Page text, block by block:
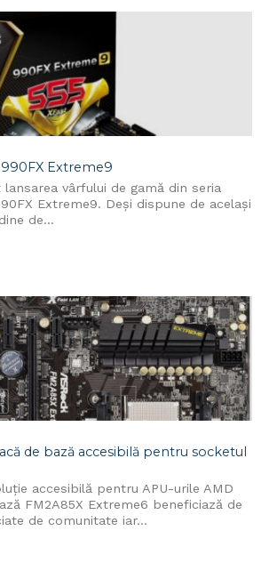
Extreme9
vârfului de gamă din seria
Extreme9. Deși dispune de același
de...
de bază accesibilă pentru socketul
accesibilă pentru APU-urile AMD
FM2A85X Extreme6 beneficiază de
de comunitate iar...